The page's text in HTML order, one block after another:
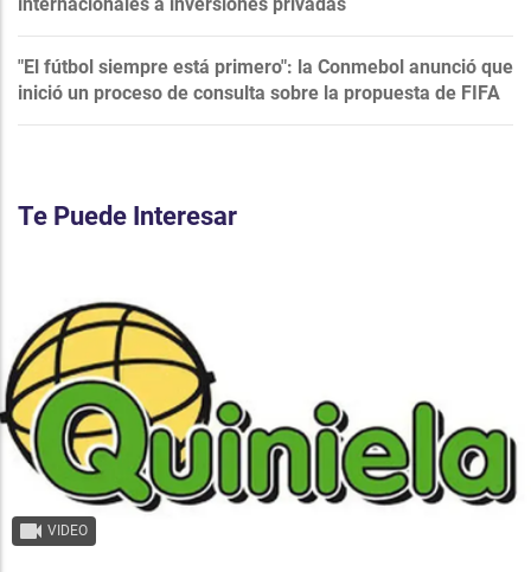
"El fútbol siempre está primero": la Conmebol anunció que
inició un proceso de consulta sobre la propuesta de FIFA
Te Puede Interesar
VIDEO